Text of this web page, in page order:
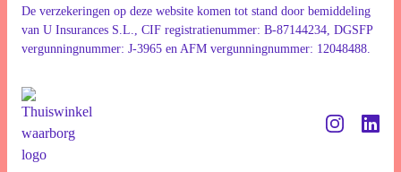
De verzekeringen op deze website komen tot stand door bemiddeling
van U Insurances S.L., CIF registratienummer: B-87144234, DGSFP
vergunningnummer: J-3965 en AFM vergunningnummer: 12048488.